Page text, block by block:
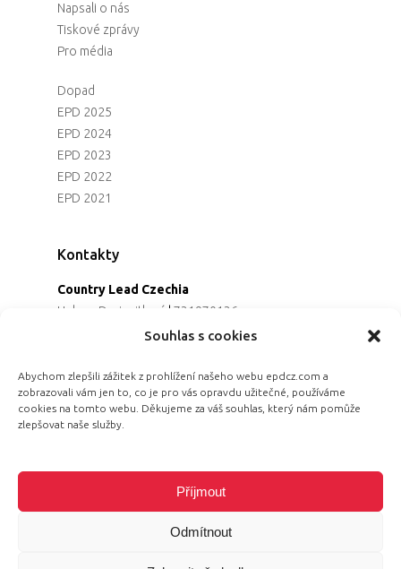
Souhlas s cookies
Abychom zlepšili zážitek z prohlížení našeho webu epdcz.com a
zobrazovali vám jen to, co je pro vás opravdu užitečné, používáme
cookies na tomto webu. Děkujeme za váš souhlas, který nám pomůže
zlepšovat naše služby.
Příjmout
Odmítnout
Napsali o nás
Tiskové zprávy
Pro média
Dopad
EPD 2025
EPD 2024
EPD 2023
EPD 2022
EPD 2021
Kontakty
Country Lead Czechia
Helena Dreiseitlová | 731970136
Koordinátorka projektu
Programová ředitelka
Jana Černoušková |607782535
Partnerství & fundraising
730158883